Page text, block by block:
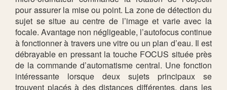
pour assurer la mise ou point. La zone de détection du
sujet se situe au centre de l’image et varie avec la
focale. Avantage non négligeable, l’autofocus continue
à fonctionner à travers une vitre ou un plan d’eau. Il est
débrayable en pressant la touche FOCUS située près
de la commande d’automatisme central. Une fonction
intéressante lorsque deux sujets principaux se
trouvent placés à des distances différentes, dans les